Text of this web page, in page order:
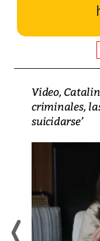
Video,
criminales,
suicidarse’